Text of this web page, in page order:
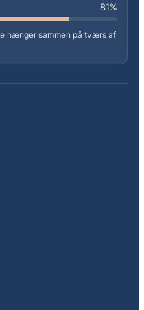
81%
hænger sammen på tværs af